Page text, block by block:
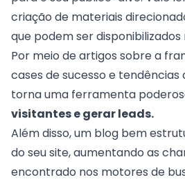
criação de materiais
que podem ser disponibilizados
Por meio de artigos sobre a
cases de sucesso e tendências
torna uma ferramenta
visitantes e gerar leads.
Além disso, um blog bem
do seu site, aumentando as
encontrado nos motores de